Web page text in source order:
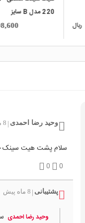
ریال
220 مدل B سایز
وحید رضا احمدی 8 ماه پیش
سلام پشت هیت
0
0
پشتیبانی 8 ماه پیش
وحید رضا احمدی